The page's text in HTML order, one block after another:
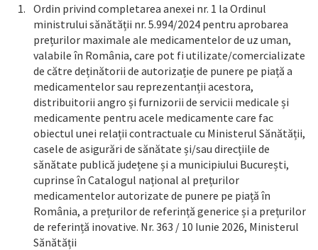
Ordin privind completarea anexei nr. 1 la Ordinul
ministrului sănătății nr. 5.994/2024 pentru aprobarea
prețurilor maximale ale medicamentelor de uz uman,
valabile în România, care pot fi utilizate/comercializate
de către deținătorii de autorizație de punere pe piață a
medicamentelor sau reprezentanții acestora,
distribuitorii angro și furnizorii de servicii medicale și
medicamente pentru acele medicamente care fac
obiectul unei relații contractuale cu Ministerul Sănătății,
casele de asigurări de sănătate și/sau direcțiile de
sănătate publică județene și a municipiului București,
cuprinse în Catalogul național al prețurilor
medicamentelor autorizate de punere pe piață în
România, a prețurilor de referință generice și a prețurilor
de referință inovative. Nr. 363 / 10 Iunie 2026, Ministerul
Sănătății